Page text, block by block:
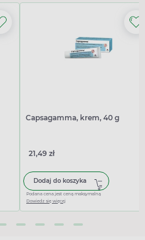
Capsagamma, krem, 40 g
21,49 zł
Dodaj do koszyka
Podana cena jest ceną maksymalną
Dowiedz się więcej